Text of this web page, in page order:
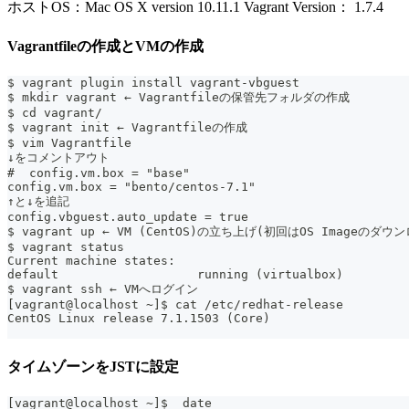
ホストOS：Mac OS X version 10.11.1 Vagrant Version： 1.7.4
Vagrantfileの作成とVMの作成
$ vagrant plugin install vagrant-vbguest
$ mkdir vagrant ← Vagrantfileの保管先フォルダの作成
$ cd vagrant/
$ vagrant init ← Vagrantfileの作成
$ vim Vagrantfile
↓をコメントアウト
#  config.vm.box = "base"
config.vm.box = "bento/centos-7.1"
↑と↓を追記
config.vbguest.auto_update = true
$ vagrant up ← VM (CentOS)の立ち上げ(初回はOS Imageのダウン
$ vagrant status
Current machine states:
default                   running (virtualbox)
$ vagrant ssh ← VMへログイン
[vagrant@localhost ~]$ cat /etc/redhat-release
CentOS Linux release 7.1.1503 (Core)
タイムゾーンをJSTに設定
[vagrant@localhost ~]$  date